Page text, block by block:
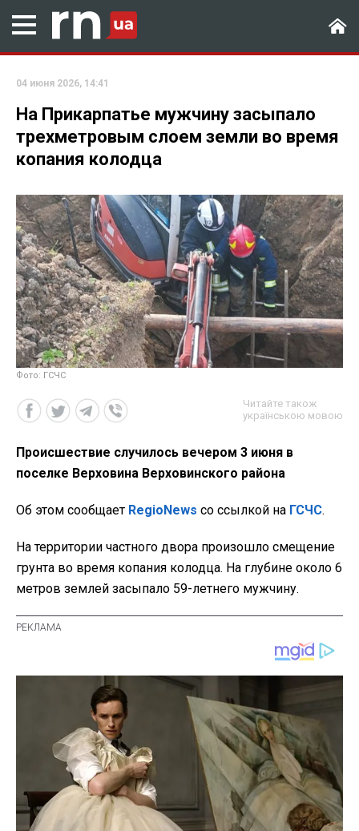
04 июня 2026, 14:41
На Прикарпатье мужчину засыпало
трехметровым слоем земли во время
копания колодца
Фото: ГСЧС
Читайте також
українською мовою
Происшествие случилось вечером 3 июня в
поселке Верховина Верховинского района
Об этом сообщает RegioNews со ссылкой на ГСЧС.
На территории частного двора произошло смещение
грунта во время копания колодца. На глубине около 6
метров землей засыпало 59-летнего мужчину.